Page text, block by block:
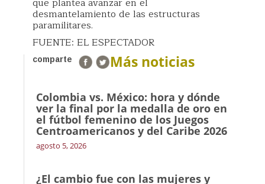
desmantelamiento de las estructuras
paramilitares.
FUENTE: EL ESPECTADOR
comparte Más noticias
Colombia vs. México: hora y dónde
ver la final por la medalla de oro en
el fútbol femenino de los Juegos
Centroamericanos y del Caribe 2026
agosto 5, 2026
¿El cambio fue con las mujeres y